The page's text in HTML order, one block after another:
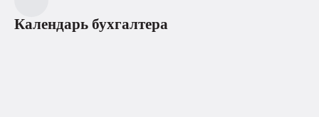
Календарь бухгалтера